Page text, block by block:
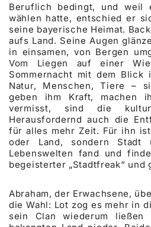
Beruflich bedingt, und weil
wählen hatte, entschied er
seine bayerische Heimat.
aufs Land. Seine Augen
in einsamen, von Bergen
Vom Liegen auf einer
Sommernacht mit dem Blick
Natur, Menschen, Tiere –
geben ihm Kraft, machen
vermisst, sind die
Herausfordernd auch die
für alles mehr Zeit. Für ihn
oder Land, sondern Stadt
Lebenswelten fand und
begeisterter „Stadtfreak“ und
Abraham, der Erwachsene,
die Wahl: Lot zog es mehr in
sein Clan wiederum